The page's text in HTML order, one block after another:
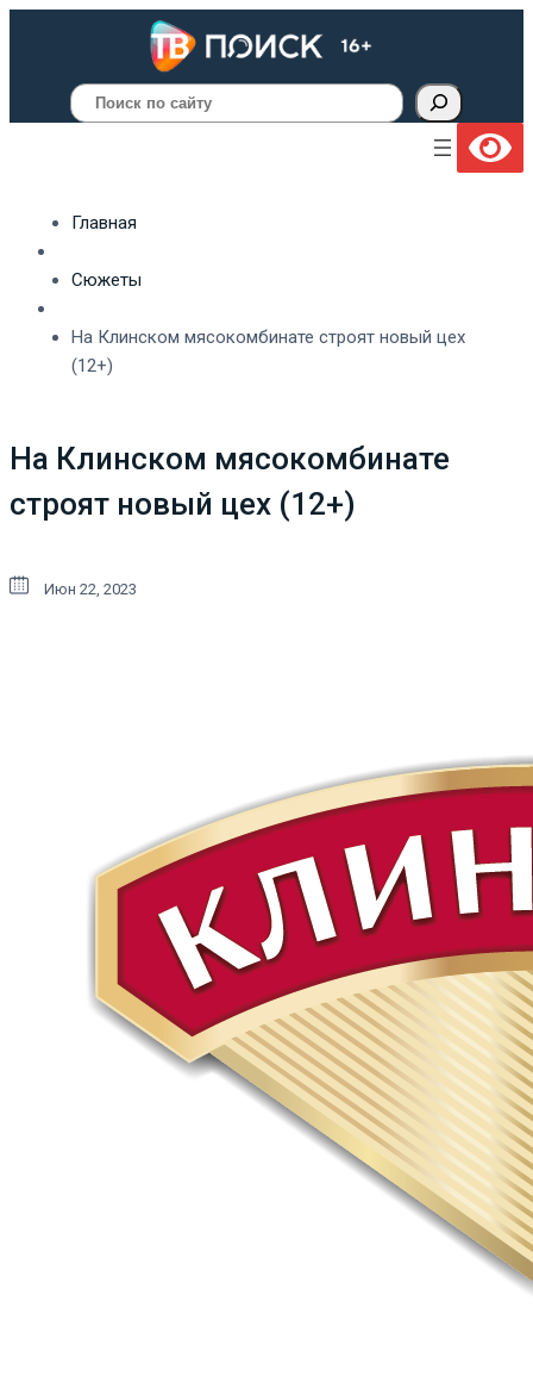
Поиск
Главная
Сюжеты
На Клинском мясокомбинате строят новый цех
(12+)
На Клинском мясокомбинате
строят новый цех (12+)
Июн 22, 2023